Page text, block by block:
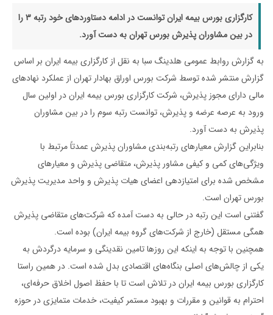
کارگزاری بورس بیمه ایران توانست در ادامه دستاوردهای خود رتبه 3 را
در بین مشاوران پذیرش بورس تهران به دست آورد.
به گزارش روابط عمومی هلدینگ سبا به نقل از کارگزاری بیمه ایران بر اساس
گزارش منتشر شده توسط شرکت بورس اوراق بهادار تهران از عملکرد نهاد‌های
مالی دارای مجوز پذیرش، شرکت کارگزاری بورس بیمه ایران در اولین سال
ورود به عرصه عرضه و پذیرش، توانست رتبه سوم را در بین مشاوران
پذیرش به دست آورد.
بنابراین گزارش معیار‌های رتبه‌بندی مشاوران پذیرش عمدتاً مرتبط با
ویژگی‌های کمی و کیفی مشاور پذیرش، متقاضی پذیرش و معیار‌های
مشخص شده برای امتیازدهی اعضای هیات پذیرش و واحد مدیریت پذیرش
بورس تهران است.
گفتنی است این رتبه در حالی به دست آمده که شرکت‌های متقاضی پذیرش
همگی مستقل (خارج از شرکت‌های گروه بیمه ایران) بوده است.
همچنین با توجه به اینکه این روز‌ها تامین نقدینگی و سرمایه درگردش به
یکی از چالش‌های اصلی بنگاه‌های اقتصادی بدل شده است. در همین راستا
کارگزاری بورس بیمه ایران در تلاش است تا با حفظ اصول اخلاق حرفه‌ای،
احترام به قوانین و مقررات و بهبود مستمر کیفیت، خدمات متمایزی در حوزه